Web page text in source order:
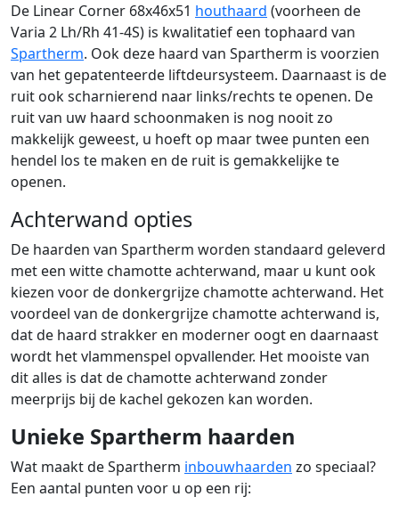
De Linear Corner 68x46x51 houthaard (voorheen de
Varia 2 Lh/Rh 41-4S) is kwalitatief een tophaard van
Spartherm. Ook deze haard van Spartherm is voorzien
van het gepatenteerde liftdeursysteem. Daarnaast is de
ruit ook scharnierend naar links/rechts te openen. De
ruit van uw haard schoonmaken is nog nooit zo
makkelijk geweest, u hoeft op maar twee punten een
hendel los te maken en de ruit is gemakkelijke te
openen.
Achterwand opties
De haarden van Spartherm worden standaard geleverd
met een witte chamotte achterwand, maar u kunt ook
kiezen voor de donkergrijze chamotte achterwand. Het
voordeel van de donkergrijze chamotte achterwand is,
dat de haard strakker en moderner oogt en daarnaast
wordt het vlammenspel opvallender. Het mooiste van
dit alles is dat de chamotte achterwand zonder
meerprijs bij de kachel gekozen kan worden.
Unieke Spartherm haarden
Wat maakt de Spartherm inbouwhaarden zo speciaal?
Een aantal punten voor u op een rij: